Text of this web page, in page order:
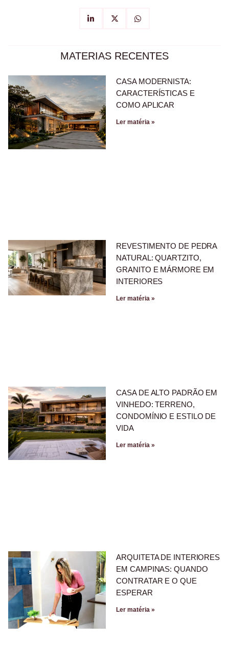
MATERIAS RECENTES
CASA MODERNISTA:
CARACTERÍSTICAS E
COMO APLICAR
Ler matéria »
REVESTIMENTO DE PEDRA
NATURAL: QUARTZITO,
GRANITO E MÁRMORE EM
INTERIORES
Ler matéria »
CASA DE ALTO PADRÃO EM
VINHEDO: TERRENO,
CONDOMÍNIO E ESTILO DE
VIDA
Ler matéria »
ARQUITETA DE INTERIORES
EM CAMPINAS: QUANDO
CONTRATAR E O QUE
ESPERAR
Ler matéria »